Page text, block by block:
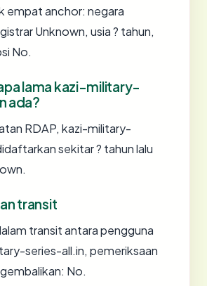
empat anchor: negara
Unknown, usia ? tahun,
No.
lama kazi-military-
ada?
RDAP, kazi-military-
sekitar ? tahun lalu
transit
transit antara pengguna
series-all.in, pemeriksaan
No.